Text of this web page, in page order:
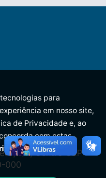
s/n, Centro CEP:
000
para
em nosso site,
de Privacidade e, ao
com estas